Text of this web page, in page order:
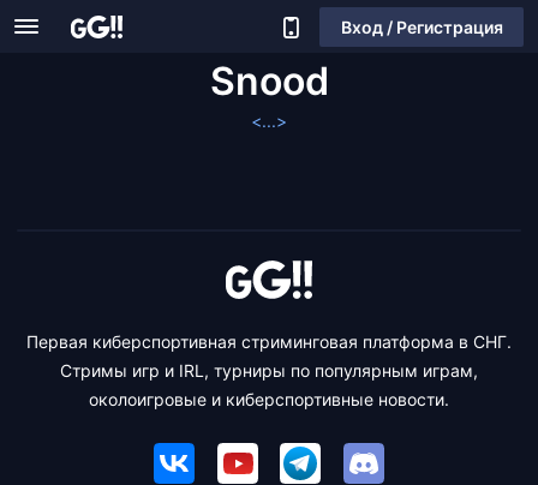
Вход / Регистрация
Snood
<...>
Первая киберспортивная стриминговая платформа в СНГ.
Стримы игр и IRL, турниры по популярным играм,
околоигровые и киберспортивные новости.